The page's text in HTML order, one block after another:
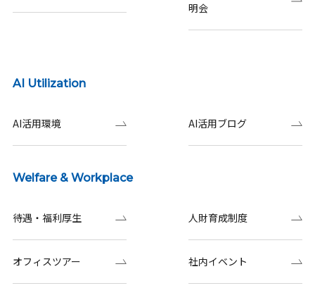
明会
AI Utilization
AI活用環境 AI活用ブログ
Welfare & Workplace
待遇・福利厚生 人財育成制度
オフィスツアー 社内イベント